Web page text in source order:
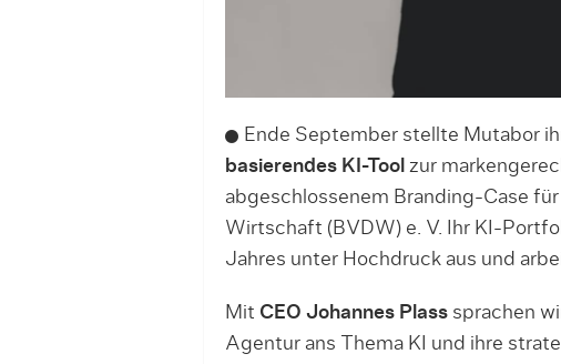
Ende September stellte Mutabor
basierendes KI-Tool zur
abgeschlossenem Branding-Case
Wirtschaft (BVDW) e. V. Ihr KI-
Jahres unter Hochdruck aus und
Mit CEO Johannes Plasssprachen
Agentur ans Thema KI und ihre